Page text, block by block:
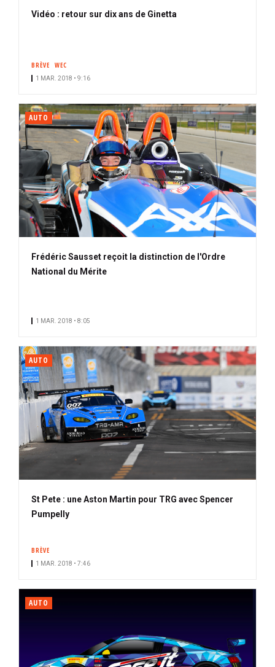
Vidéo : retour sur dix ans de Ginetta
BRÈVE WEC
1 MAR. 2018 • 9:16
AUTO
Frédéric Sausset reçoit la distinction de l'Ordre
National du Mérite
1 MAR. 2018 • 8:05
AUTO
St Pete : une Aston Martin pour TRG avec Spencer
Pumpelly
BRÈVE
1 MAR. 2018 • 7:46
AUTO